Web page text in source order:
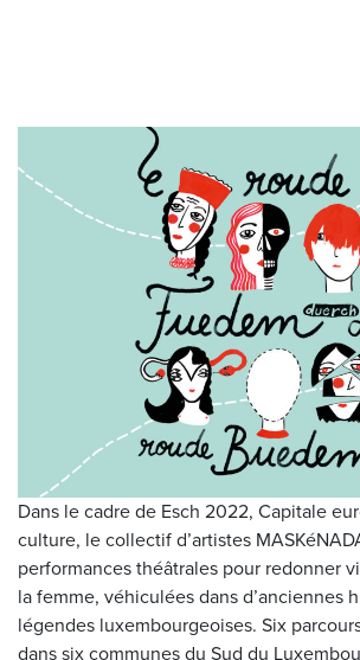
Dans le cadre de Esch 2022, Capitale
culture, le collectif d’artistes
performances théâtrales pour redonner
la femme, véhiculées dans d’anciennes
légendes luxembourgeoises. Six
dans six communes du Sud du